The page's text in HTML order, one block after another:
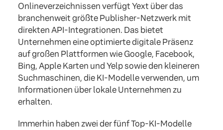
Onlineverzeichnissen verfügt Yext über das
branchenweit größte Publisher-Netzwerk mit
direkten API-Integrationen. Das bietet
Unternehmen eine optimierte digitale Präsenz
auf großen Plattformen wie Google, Facebook,
Bing, Apple Karten und Yelp sowie den kleineren
Suchmaschinen, die KI-Modelle verwenden, um
Informationen über lokale Unternehmen zu
erhalten.
Immerhin haben zwei der fünf Top-KI-Modelle